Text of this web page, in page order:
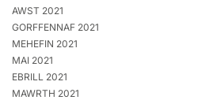
AWST 2021
GORFFENNAF 2021
MEHEFIN 2021
MAI 2021
EBRILL 2021
MAWRTH 2021